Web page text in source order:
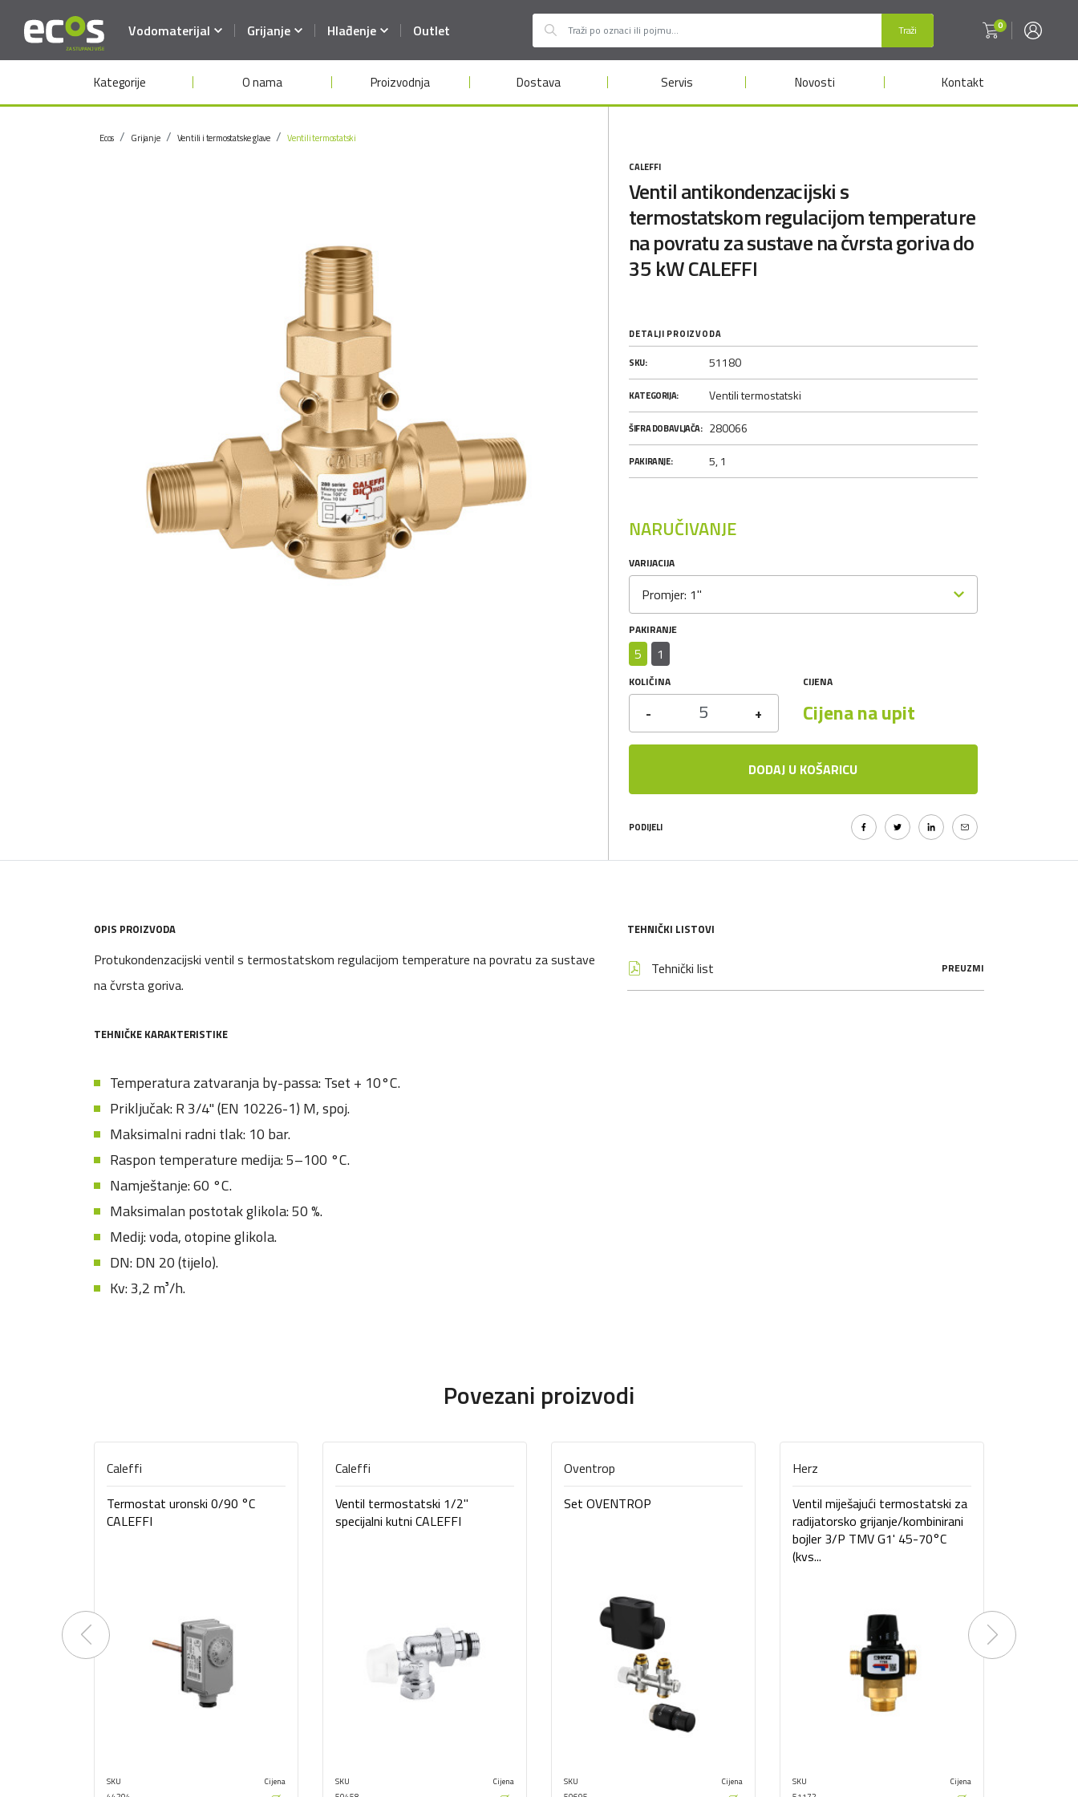
Traži 0
Vodomaterijal Grijanje Hlađenje Outlet
Kategorije O nama Proizvodnja Dostava Servis Novosti Kontakt
Ecos Grijanje Ventili i termostatske glave Ventili termostatski
CALEFFI
Ventil antikondenzacijski s
termostatskom regulacijom temperature
na povratu za sustave na čvrsta goriva do
35 kW CALEFFI
DETALJI PROIZVODA
SKU: 51180
KATEGORIJA: Ventili termostatski
ŠIFRA DOBAVLJAČA: 280066
PAKIRANJE: 5, 1
NARUČIVANJE
VARIJACIJA
Promjer: 1"
PAKIRANJE
5 1
KOLIČINA
- +
CIJENA
Cijena na upit
DODAJ U KOŠARICU
PODIJELI
OPIS PROIZVODA
Protukondenzacijski ventil s termostatskom regulacijom temperature na povratu za sustave
na čvrsta goriva.
TEHNIČKE KARAKTERISTIKE
Temperatura zatvaranja by-passa: Tset + 10°C.
Priključak: R 3/4" (EN 10226-1) M, spoj.
Maksimalni radni tlak: 10 bar.
Raspon temperature medija: 5–100 °C.
Namještanje: 60 °C.
Maksimalan postotak glikola: 50 %.
Medij: voda, otopine glikola.
DN: DN 20 (tijelo).
Kv: 3,2 m³/h.
TEHNIČKI LISTOVI
Tehnički list PREUZMI
Povezani proizvodi
Caleffi
Termostat uronski 0/90 °C
CALEFFI
SKU
Cijena
Caleffi
Ventil termostatski 1/2"
specijalni kutni CALEFFI
SKU
Cijena
Oventrop
Set OVENTROP
SKU
Cijena
Herz
Ventil miješajući termostatski za
radijatorsko grijanje/kombinirani
bojler 3/P TMV G1' 45-70°C
(kvs...
SKU
Cijena
Previous Next